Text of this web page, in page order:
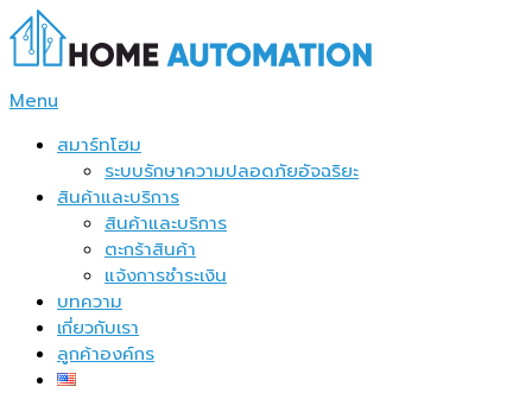
Skip
to
content
Menu
สมาร์ทโฮม
ระบบรักษาความปลอดภัยอัจฉริยะ
สินค้าและบริการ
สินค้าและบริการ
ตะกร้าสินค้า
แจ้งการชำระเงิน
บทความ
เกี่ยวกับเรา
ลูกค้าองค์กร